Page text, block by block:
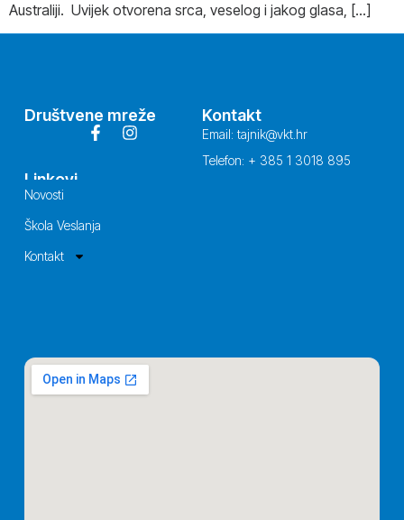
Australiji. Uvijek otvorena srca, veselog i jakog glasa, […]
Društvene mreže Kontakt
Email: tajnik@vkt.hr
Telefon: + 385 1 3018 895
Linkovi
Novosti
Škola Veslanja
Kontakt